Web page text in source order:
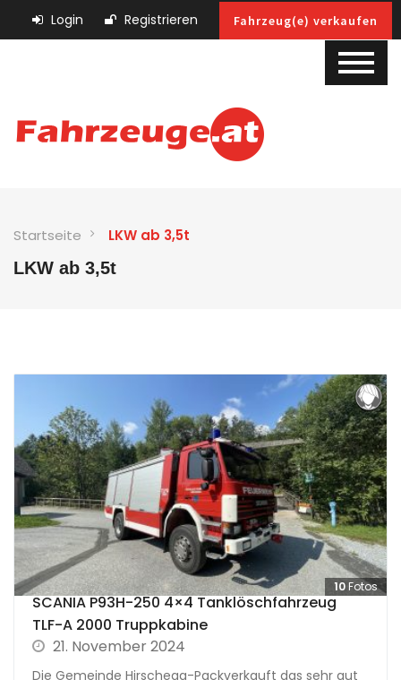
Login Registrieren Fahrzeug(e) verkaufen
Startseite LKW ab 3,5t
LKW ab 3,5t
10Fotos
SCANIA P93H-250 4×4 Tanklöschfahrzeug
TLF-A 2000 Truppkabine
21. November 2024
Die Gemeinde Hirschegg-Packverkauft das sehr gut